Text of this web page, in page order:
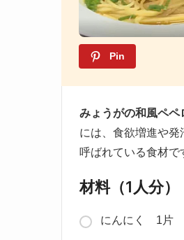
Pin
みょうがの和風ペペ
には、食欲増進や
呼ばれている食材で
材料（1人分）
にんにく 1片